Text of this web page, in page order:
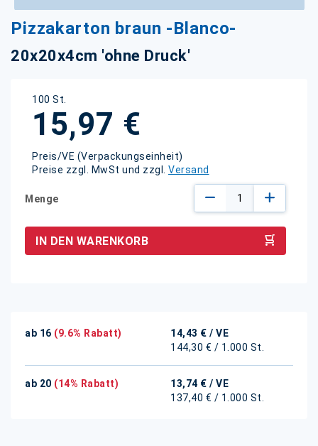
Pizzakarton braun -Blanco-
20x20x4cm 'ohne Druck'
100 St.
15,97 €
Preis/VE (Verpackungseinheit)
Preise zzgl. MwSt und zzgl. Versand
Menge
IN DEN WARENKORB
ab 16 (9.6% Rabatt) 14,43 € / VE
144,30 € / 1.000 St.
ab 20 (14% Rabatt) 13,74 € / VE
137,40 € / 1.000 St.
Zum
Anfang
der
Bildgalerie